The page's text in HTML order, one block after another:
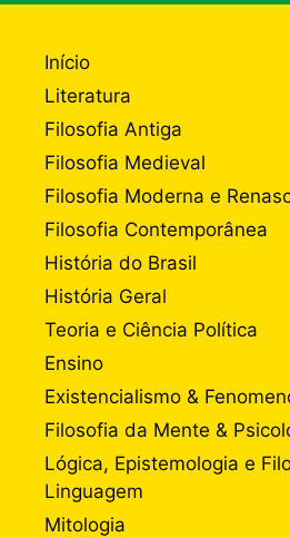
Início
Literatura
Filosofia Antiga
Filosofia Medieval
Filosofia Moderna e
Filosofia Contemporânea
História do Brasil
História Geral
Teoria e Ciência Política
Ensino
Existencialismo &
Filosofia da Mente &
Lógica, Epistemologia e
Linguagem
Mitologia